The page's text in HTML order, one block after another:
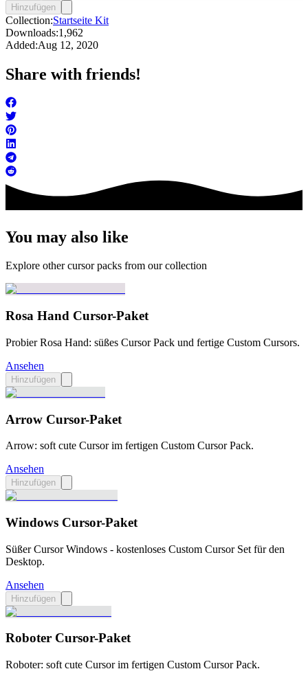
Hinzufügen
Collection:Startseite Kit
Downloads:1,962
Added:Aug 12, 2020
Share with friends!
You may also like
Explore other cursor packs from our collection
Rosa Hand Cursor-Paket
Probier Rosa Hand: süßes Cursor Pack und fertige Custom Cursors.
Ansehen
Hinzufügen
Arrow Cursor-Paket
Arrow: soft cute Cursor im fertigen Custom Cursor Pack.
Ansehen
Hinzufügen
Windows Cursor-Paket
Süßer Cursor Windows - kostenloses Custom Cursor Set für den
Desktop.
Ansehen
Hinzufügen
Roboter Cursor-Paket
Roboter: soft cute Cursor im fertigen Custom Cursor Pack.